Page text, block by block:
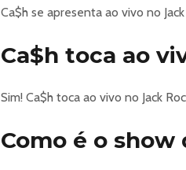
Ca$h se apresenta ao vivo no
Ca$h toca ao
Sim! Ca$h toca ao vivo no Jack
Como é o show